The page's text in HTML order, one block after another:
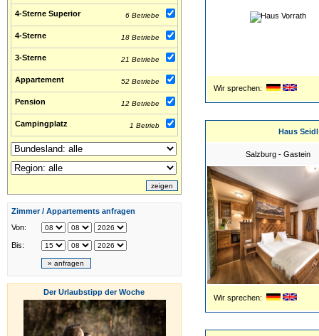
4-Sterne Superior 6 Betriebe
4-Sterne 18 Betriebe
3-Sterne 21 Betriebe
Appartement 52 Betriebe
Pension 12 Betriebe
Campingplatz 1 Betrieb
Zimmer / Appartements anfragen
Von:
Bis:
Der Urlaubstipp der Woche
Wir sprechen:
Haus Seidl
Salzburg - Gastein
Wir sprechen: